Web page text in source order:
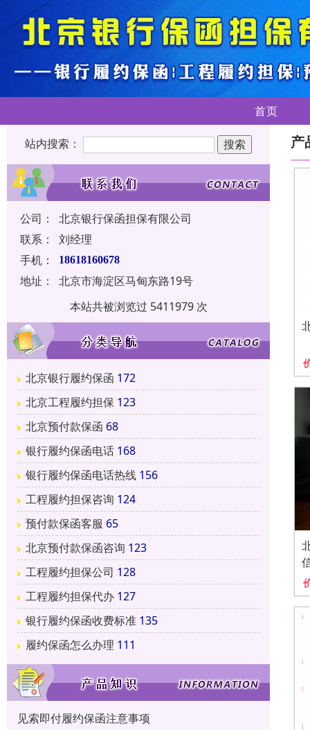
首页
站内搜索：
公司：
北京银行保函担保有限公司
联系：
刘经理
手机：
18618160678
地址：
北京市海淀区马甸东路19号
本站共被浏览过 5411979 次
北京银行履约保函 172
北京工程履约担保 123
北京预付款保函 68
银行履约保函电话 168
银行履约保函电话热线 156
工程履约担保咨询 124
预付款保函客服 65
北京预付款保函咨询 123
工程履约担保公司 128
工程履约担保代办 127
银行履约保函收费标准 135
履约保函怎么办理 111
见索即付履约保函注意事项
产